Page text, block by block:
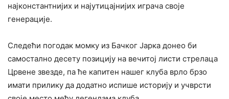
најконстантнијих и најутицајнијих играча своје
генерације.
Следећи погодак момку из Бачког Јарка донео би
самостално десету позицију на вечитој листи стрелаца
Црвене звезде, па ће капитен нашег клуба врло брзо
имати прилику да додатно испише историју и учврсти